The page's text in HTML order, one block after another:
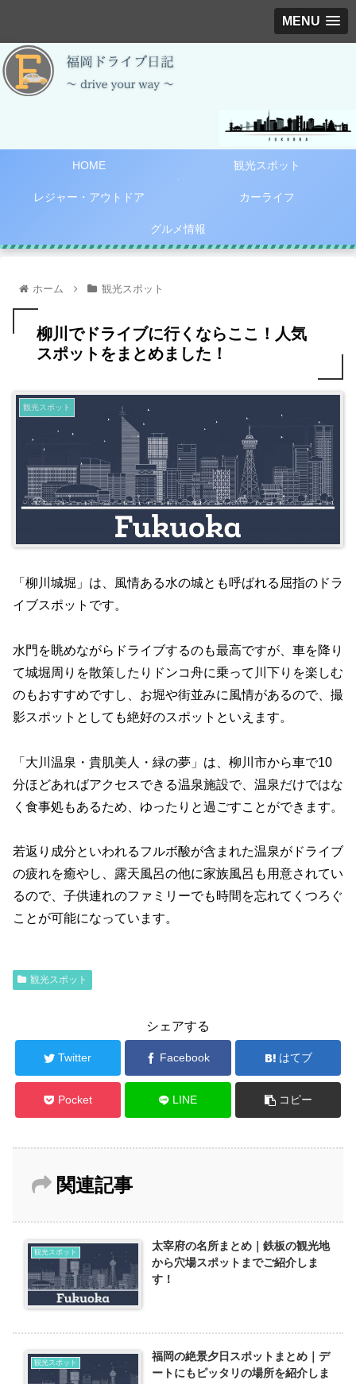
MENU
HOME 観光スポット
レジャー・アウトドア カーライフ
グルメ情報
ホーム 観光スポット
柳川でドライブに行くならここ！人気
スポットをまとめました！
観光スポット
「柳川城堀」は、風情ある水の城とも呼ばれる屈指のドラ
イブスポットです。
水門を眺めながらドライブするのも最高ですが、車を降り
て城堀周りを散策したりドンコ舟に乗って川下りを楽しむ
のもおすすめですし、お堀や街並みに風情があるので、撮
影スポットとしても絶好のスポットといえます。
「大川温泉・貴肌美人・緑の夢」は、柳川市から車で10
分ほどあればアクセスできる温泉施設で、温泉だけではな
く食事処もあるため、ゆったりと過ごすことができます。
若返り成分といわれるフルボ酸が含まれた温泉がドライブ
の疲れを癒やし、露天風呂の他に家族風呂も用意されてい
るので、子供連れのファミリーでも時間を忘れてくつろぐ
ことが可能になっています。
観光スポット
シェアする
Twitter Facebook はてブ
Pocket LINE コピー
関連記事
観光スポット
太宰府の名所まとめ｜鉄板の観光地
から穴場スポットまでご紹介しま
す！
観光スポット
福岡の絶景夕日スポットまとめ｜デ
ートにもピッタリの場所を紹介しま